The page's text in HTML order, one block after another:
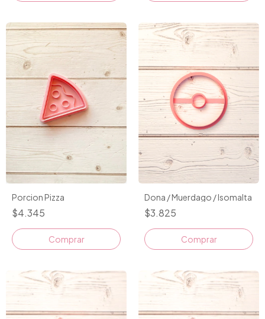
Porcion Pizza
$4.345
Comprar
Dona / Muerdago / Isomalta
$3.825
Comprar